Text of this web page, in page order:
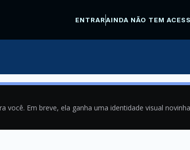
ENTRARAINDA NÃO TEM
Em breve, ela ganha uma identidade visual